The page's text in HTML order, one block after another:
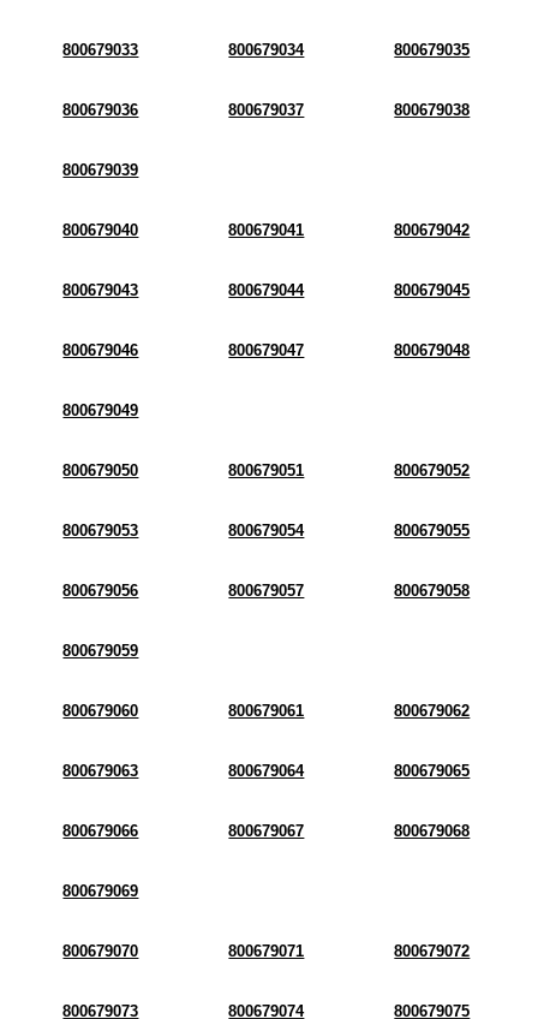
800679033 800679034 800679035
800679036 800679037 800679038
800679039
800679040 800679041 800679042
800679043 800679044 800679045
800679046 800679047 800679048
800679049
800679050 800679051 800679052
800679053 800679054 800679055
800679056 800679057 800679058
800679059
800679060 800679061 800679062
800679063 800679064 800679065
800679066 800679067 800679068
800679069
800679070 800679071 800679072
800679073 800679074 800679075